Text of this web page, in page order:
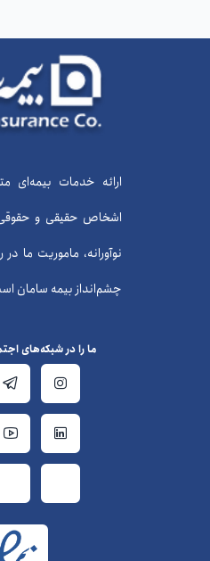
ارائه خدمات بیمه‌ای
اشخاص حقیقی و حقوقی
نوآورانه، ماموریت ما
چشم‌انداز بیمه سامان
ما را در شبکه‌های